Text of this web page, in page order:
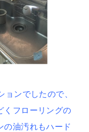
ンでしたので、
くフローリングの
の油汚れもハード